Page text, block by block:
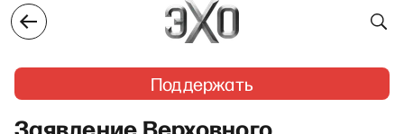
Поддержать